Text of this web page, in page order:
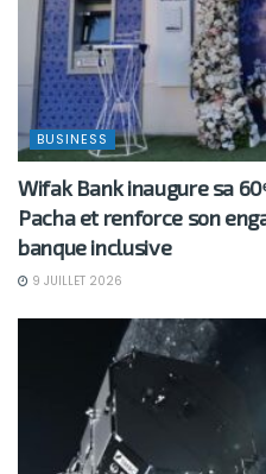
BUSINESS
Wifak Bank inaugure sa
Pacha et renforce son
banque inclusive
9 JUILLET 2026